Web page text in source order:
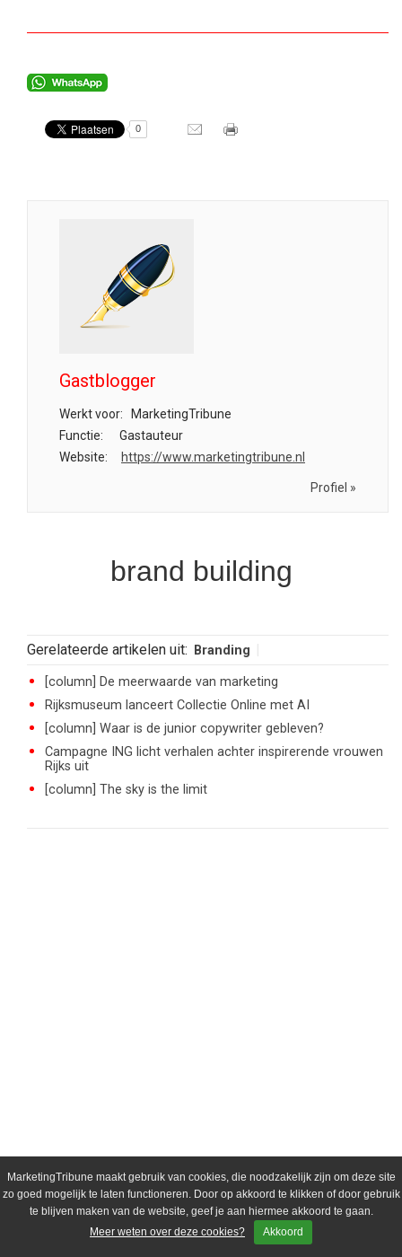
MarketingTribune maakt gebruik van cookies, die noodzakelijk zijn om deze site
zo goed mogelijk te laten functioneren. Door op akkoord te klikken of door gebruik
te blijven maken van de website, geef je aan hiermee akkoord te gaan.
Meer weten over deze cookies?
Akkoord
0
Gastblogger
Werkt voor:
MarketingTribune
Functie:
Gastauteur
Website:
https://www.marketingtribune.nl
Profiel »
brand building
Gerelateerde artikelen uit: Branding
[column] De meerwaarde van marketing
Rijksmuseum lanceert Collectie Online met AI
[column] Waar is de junior copywriter gebleven?
Campagne ING licht verhalen achter inspirerende vrouwen
Rijks uit
[column] The sky is the limit